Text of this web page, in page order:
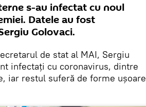
s-au infectat cu noul
Datele au fost
Golovaci.
de stat al MAI, Sergiu
infectați cu coronavirus, dintre
iar restul suferă de forme ușoare